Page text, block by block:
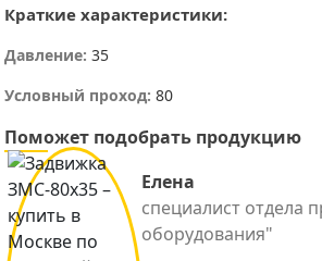
Краткие характеристики:
Давление: 35
Условный проход: 80
Поможет подобрать продукцию
Елена
специалист отдела
оборудования"